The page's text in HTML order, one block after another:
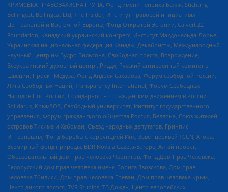
КРИМСЬКА ПРАВОЗАХИСНА ГРУПА, Фонд имени Генриха Бёлля, Stichting
Bellingcat, Bellingcat Ltd, The Insider, Институт правовой инициативы
Центральной и Восточной Европы, Фонд Открытой Эстонии, Calvert 22
Foundation, Канадский украинский конгресс, Институт Макдональда-Лорье,
Украинская национальная федерация Канады, Декабристы, Международный
научный центр им Вудро Вильсона, Свободная пресса, Возрождение,
Всеукраинский духовный центр , Риддл, Русский антивоенный комитет в
Швеции, Проект Медуза, Фонд Андрея Сахарова, Форум свободной России,
Лига Свободных Наций, Transparеncy International, Форум Свободных
Народов ПостРоссии, Солидарность с гражданским движением в России –
Solidarus, КрымSOS, Свободный университет, Институт государственного
управления, Форум гражданского общества Россия, Беллона, Союз жителей
островов Тисима и Хабомаи, Съезд народных депутатов, Гринпис
Интернешнл, Фонд борьбы с коррупцией Инк, Завет церквей TCCN, Агора,
Всемирный фонд природы, BDR Novaja Gazeta-Europe, Алтай проект,
Образовательный дом прав человека Чернигов, Фонд Дом Прав Человека,
Белорусский дом прав человека имени Бориса Звозскова, Дом прав
человека Тбилиси, Дом прав человека Ереван, Дом прав человека Крым,
Центр дикого лосося, TVR Studios, ТВ Дождь, Центр европейских